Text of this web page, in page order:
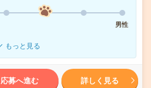
男性
もっと見る
応募へ進む 詳しく見る